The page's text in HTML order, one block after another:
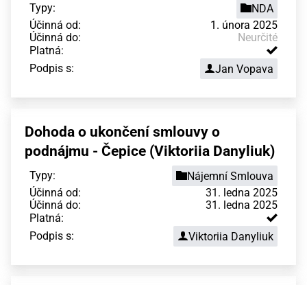
Typy:
NDA
Účinná od:
1. února 2025
Účinná do:
Neurčité
Platná:
Podpis s:
Jan Vopava
Dohoda o ukončení smlouvy o
podnájmu - Čepice (Viktoriia Danyliuk)
Typy:
Nájemní Smlouva
Účinná od:
31. ledna 2025
Účinná do:
31. ledna 2025
Platná:
Podpis s:
Viktoriia Danyliuk